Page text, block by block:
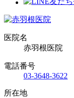
医院名
赤羽根医院
電話番号
03-3648-3622
所在地